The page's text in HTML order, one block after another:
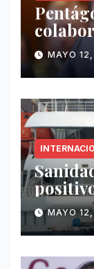
exige
MAYO
MAYO